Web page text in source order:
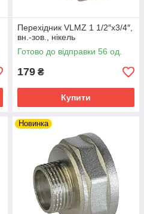
Перехідник VLMZ 1 1/2″х3/4″,
вн.-зов., нікель
Готово до відправки 56 од.
179 ₴
Купити
Новинка